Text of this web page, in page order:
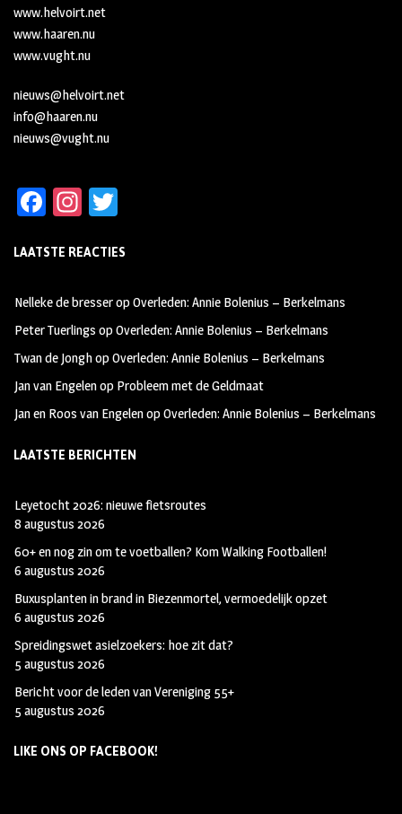
www.helvoirt.net
www.haaren.nu
www.vught.nu
nieuws@helvoirt.net
info@haaren.nu
nieuws@vught.nu
Fa
b
oo
k
In
ag
m
tt
LAATSTE REACTIES
Nelleke de bresseropOverleden: Annie Bolenius – Berkelmans
Peter Tuerlings opOverleden: Annie Bolenius – Berkelmans
Twan de JonghopOverleden: Annie Bolenius – Berkelmans
Jan van Engelenop Probleem met de Geldmaat
Jan en Roos van EngelenopOverleden: Annie Bolenius – Berkelmans
LAATSTE BERICHTEN
Leyetocht 2026: nieuwe fietsroutes
8 augustus 2026
60+ en nog zin om te voetballen? Kom Walking Footballen!
6 augustus 2026
Buxusplanten in brand in Biezenmortel, vermoedelijk opzet
6 augustus 2026
Spreidingswet asielzoekers: hoe zit dat?
5 augustus 2026
Bericht voor de leden van Vereniging 55+
5 augustus 2026
LIKE ONS OP FACEBOOK!